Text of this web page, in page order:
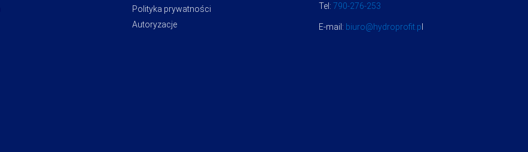
Polityka prywatności
Autoryzacje
Tel:790-276-253
E-mail: biuro@hydroprofit.p